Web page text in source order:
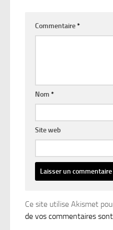
Commentaire*
Nom *
Site web
Ce site utilise Akismet
de vos commentaires